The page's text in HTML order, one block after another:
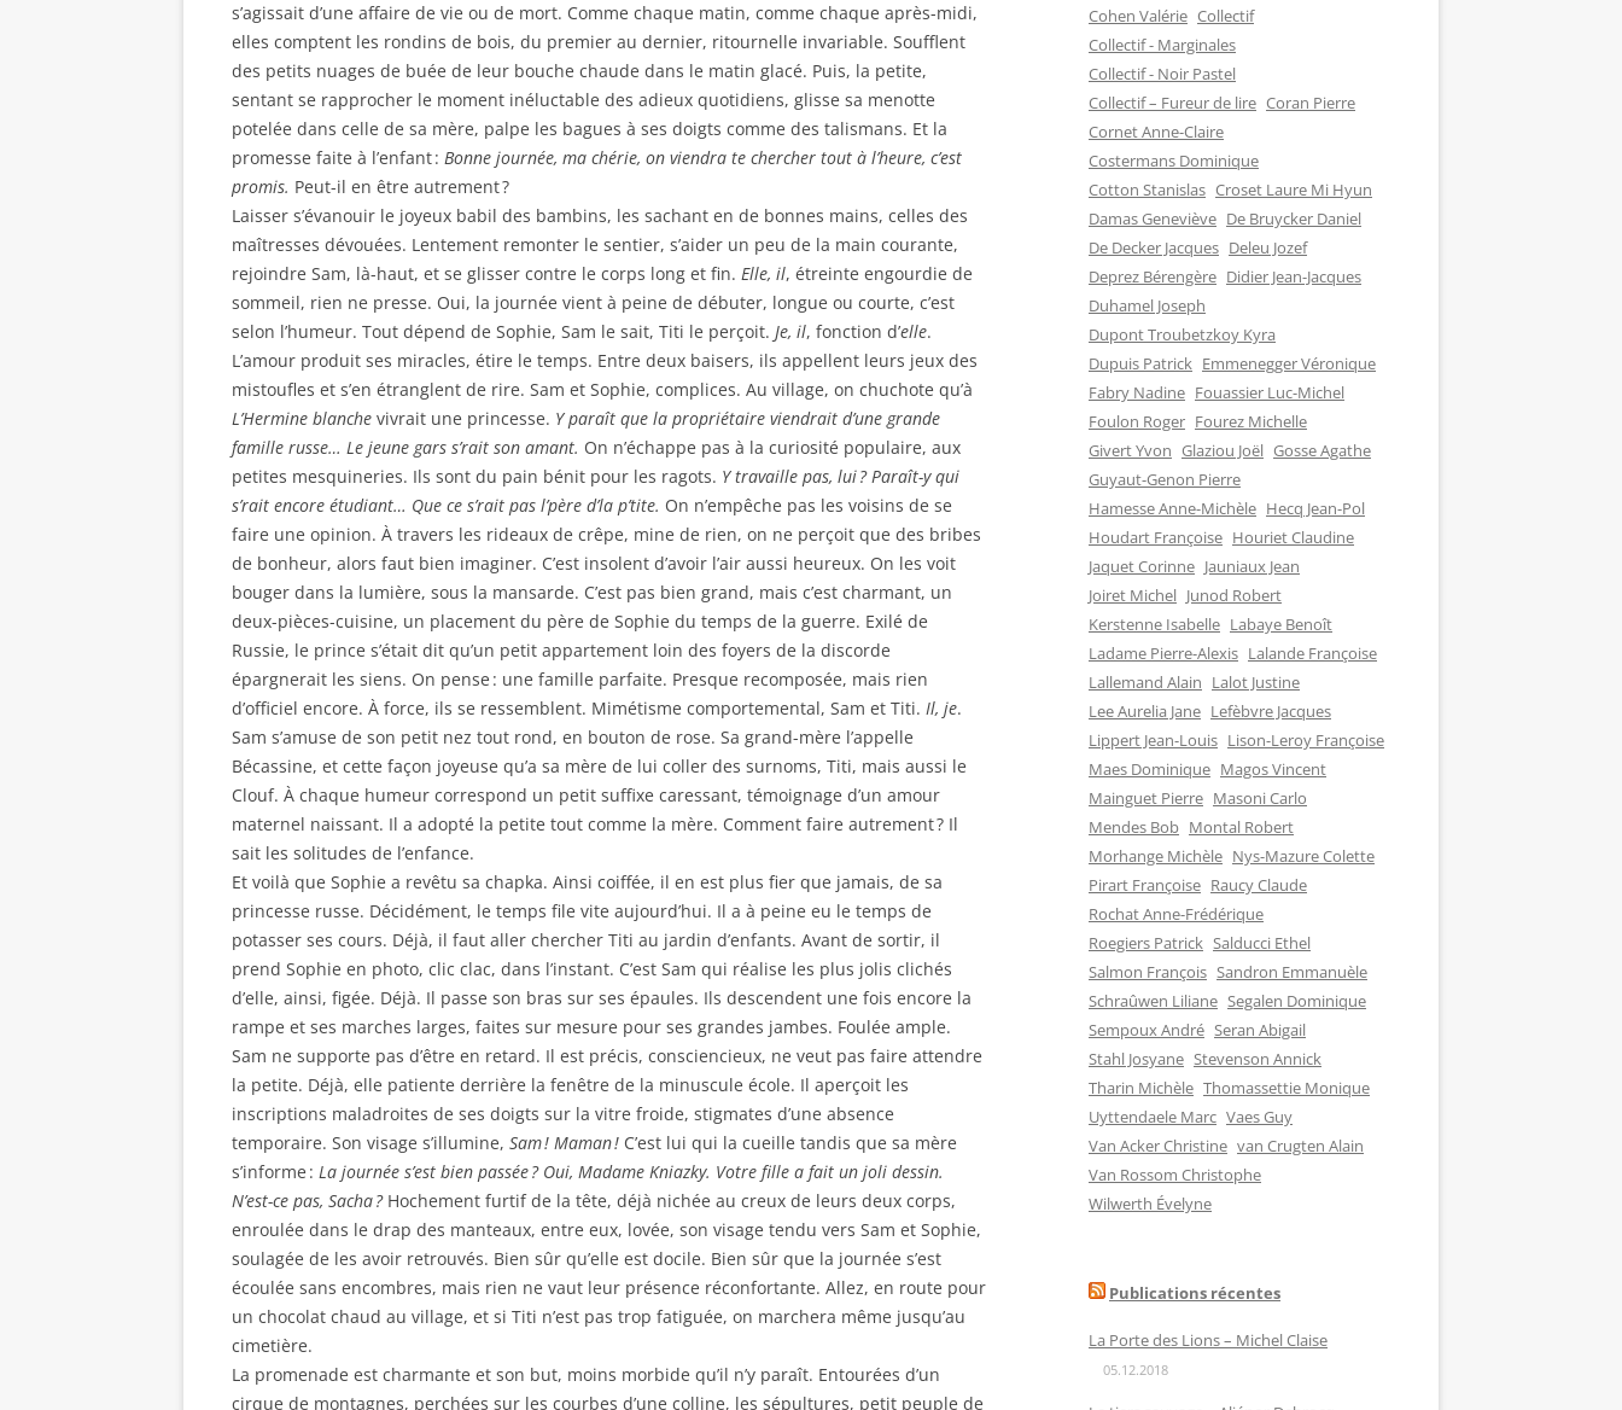
s’agissait d’une affaire de vie ou de mort. Comme chaque matin, comme chaque après-midi,
elles comptent les rondins de bois, du premier au dernier, ritournelle invariable. Soufflent
des petits nuages de buée de leur bouche chaude dans le matin glacé. Puis, la petite,
sentant se rapprocher le moment inéluctable des adieux quotidiens, glisse sa menotte
potelée dans celle de sa mère, palpe les bagues à ses doigts comme des talismans. Et la
promesse faite à l’enfant : Bonne journée, ma chérie, on viendra te chercher tout à l’heure, c’est
promis. Peut-il en être autrement ?
Laisser s’évanouir le joyeux babil des bambins, les sachant en de bonnes mains, celles des
maîtresses dévouées. Lentement remonter le sentier, s’aider un peu de la main courante,
rejoindre Sam, là-haut, et se glisser contre le corps long et fin. Elle, il, étreinte engourdie de
sommeil, rien ne presse. Oui, la journée vient à peine de débuter, longue ou courte, c’est
selon l’humeur. Tout dépend de Sophie, Sam le sait, Titi le perçoit. Je, il, fonction d’elle.
L’amour produit ses miracles, étire le temps. Entre deux baisers, ils appellent leurs jeux des
mistoufles et s’en étranglent de rire. Sam et Sophie, complices. Au village, on chuchote qu’à
L’Hermine blanche vivrait une princesse. Y paraît que la propriétaire viendrait d’une grande
famille russe… Le jeune gars s’rait son amant. On n’échappe pas à la curiosité populaire, aux
petites mesquineries. Ils sont du pain bénit pour les ragots. Y travaille pas, lui ? Paraît-y qui
s’rait encore étudiant… Que ce s’rait pas l’père d’la p’tite. On n’empêche pas les voisins de se
faire une opinion. À travers les rideaux de crêpe, mine de rien, on ne perçoit que des bribes
de bonheur, alors faut bien imaginer. C’est insolent d’avoir l’air aussi heureux. On les voit
bouger dans la lumière, sous la mansarde. C’est pas bien grand, mais c’est charmant, un
deux-pièces-cuisine, un placement du père de Sophie du temps de la guerre. Exilé de
Russie, le prince s’était dit qu’un petit appartement loin des foyers de la discorde
épargnerait les siens. On pense : une famille parfaite. Presque recomposée, mais rien
d’officiel encore. À force, ils se ressemblent. Mimétisme comportemental, Sam et Titi. Il, je.
Sam s’amuse de son petit nez tout rond, en bouton de rose. Sa grand-mère l’appelle
Bécassine, et cette façon joyeuse qu’a sa mère de lui coller des surnoms, Titi, mais aussi le
Clouf. À chaque humeur correspond un petit suffixe caressant, témoignage d’un amour
maternel naissant. Il a adopté la petite tout comme la mère. Comment faire autrement ? Il
sait les solitudes de l’enfance.
Et voilà que Sophie a revêtu sa chapka. Ainsi coiffée, il en est plus fier que jamais, de sa
princesse russe. Décidément, le temps file vite aujourd’hui. Il a à peine eu le temps de
potasser ses cours. Déjà, il faut aller chercher Titi au jardin d’enfants. Avant de sortir, il
prend Sophie en photo, clic clac, dans l’instant. C’est Sam qui réalise les plus jolis clichés
d’elle, ainsi, figée. Déjà. Il passe son bras sur ses épaules. Ils descendent une fois encore la
rampe et ses marches larges, faites sur mesure pour ses grandes jambes. Foulée ample.
Sam ne supporte pas d’être en retard. Il est précis, consciencieux, ne veut pas faire attendre
la petite. Déjà, elle patiente derrière la fenêtre de la minuscule école. Il aperçoit les
inscriptions maladroites de ses doigts sur la vitre froide, stigmates d’une absence
temporaire. Son visage s’illumine, Sam ! Maman ! C’est lui qui la cueille tandis que sa mère
s’informe : La journée s’est bien passée ? Oui, Madame Kniazky. Votre fille a fait un joli dessin.
N’est-ce pas, Sacha ?Hochement furtif de la tête, déjà nichée au creux de leurs deux corps,
enroulée dans le drap des manteaux, entre eux, lovée, son visage tendu vers Sam et Sophie,
soulagée de les avoir retrouvés. Bien sûr qu’elle est docile. Bien sûr que la journée s’est
écoulée sans encombres, mais rien ne vaut leur présence réconfortante. Allez, en route pour
un chocolat chaud au village, et si Titi n’est pas trop fatiguée, on marchera même jusqu’au
cimetière.
La promenade est charmante et son but, moins morbide qu’il n’y paraît. Entourées d’un
cirque de montagnes, perchées sur les courbes d’une colline, les sépultures, petit peuple de
Cohen Valérie Collectif
Collectif - Marginales
Collectif - Noir Pastel
Collectif – Fureur de lire Coran Pierre
Cornet Anne-Claire
Costermans Dominique
Cotton Stanislas Croset Laure Mi Hyun
Damas Geneviève De Bruycker Daniel
De Decker Jacques Deleu Jozef
Deprez Bérengère Didier Jean-Jacques
Duhamel Joseph
Dupont Troubetzkoy Kyra
Dupuis Patrick Emmenegger Véronique
Fabry Nadine Fouassier Luc-Michel
Foulon Roger Fourez Michelle
Givert Yvon Glaziou Joël Gosse Agathe
Guyaut-Genon Pierre
Hamesse Anne-Michèle Hecq Jean-Pol
Houdart Françoise Houriet Claudine
Jaquet Corinne Jauniaux Jean
Joiret Michel Junod Robert
Kerstenne Isabelle Labaye Benoît
Ladame Pierre-Alexis Lalande Françoise
Lallemand Alain Lalot Justine
Lee Aurelia Jane Lefèbvre Jacques
Lippert Jean-Louis Lison-Leroy Françoise
Maes Dominique Magos Vincent
Mainguet Pierre Masoni Carlo
Mendes Bob Montal Robert
Morhange Michèle Nys-Mazure Colette
Pirart Françoise Raucy Claude
Rochat Anne-Frédérique
Roegiers Patrick Salducci Ethel
Salmon François Sandron Emmanuèle
Schraûwen Liliane Segalen Dominique
Sempoux André Seran Abigail
Stahl Josyane Stevenson Annick
Tharin Michèle Thomassettie Monique
Uyttendaele Marc Vaes Guy
Van Acker Christine van Crugten Alain
Van Rossom Christophe
Wilwerth Évelyne
Publications récentes
La Porte des Lions – Michel Claise
05.12.2018